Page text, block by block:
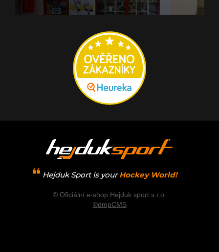
Hejduk Sport is your Hockey World!
© Oficiální e-shop Hejduk sport s.r.o.
©dmpCMS